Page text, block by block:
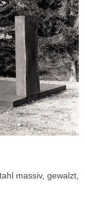
massiv, gewalzt,